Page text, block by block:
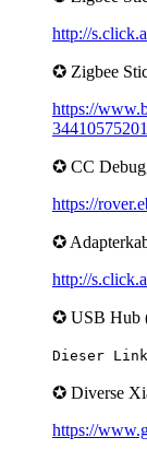
http://
✪ Zigbee
https://
✪ CC
https://
✪
http://
✪ USB Hub
Dieser
✪ Diverse
https://